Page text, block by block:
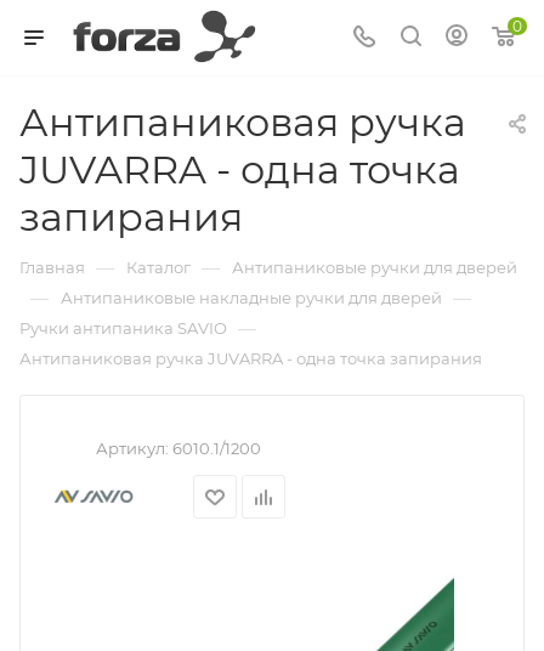
0
Антипаниковая ручка
JUVARRA - одна точка
запирания
Главная — Каталог — Антипаниковые ручки для дверей
— Антипаниковые накладные ручки для дверей —
Ручки антипаника SAVIO —
Антипаниковая ручка JUVARRA - одна точка запирания
Артикул: 6010.1/1200